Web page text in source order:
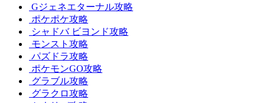
Gジェネエターナル攻略
ポケポケ攻略
シャドバ ビヨンド攻略
モンスト攻略
パズドラ攻略
ポケモンGO攻略
グラブル攻略
グラクロ攻略